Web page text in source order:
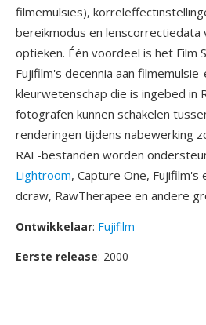
filmemulsies),
bereikmodus en lenscorrectiedata
optieken. Één voordeel is het
Fujifilm's decennia aan
kleurwetenschap die is ingebed in
fotografen kunnen schakelen
renderingen tijdens nabewerking
RAF-bestanden worden
Lightroom, Capture One, Fujifilm's
dcraw, RawTherapee en andere
Ontwikkelaar: Fujifilm
Eerste release: 2000